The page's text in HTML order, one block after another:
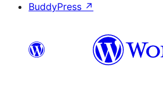
BuddyPress ↗